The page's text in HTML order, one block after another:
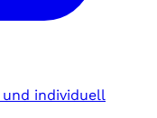
individuell